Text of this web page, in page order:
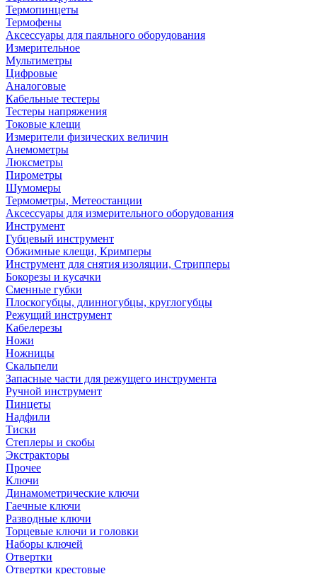
Термопинцеты
Термофены
Аксессуары для паяльного оборудования
Измерительное
Мультиметры
Цифровые
Аналоговые
Кабельные тестеры
Тестеры напряжения
Токовые клещи
Измерители физических величин
Анемометры
Люксметры
Пирометры
Шумомеры
Термометры, Метеостанции
Аксессуары для измерительного оборудования
Инструмент
Губцевый инструмент
Обжимные клещи, Кримперы
Инструмент для снятия изоляции, Стрипперы
Бокорезы и кусачки
Сменные губки
Плоскогубцы, длинногубцы, круглогубцы
Режущий инструмент
Кабелерезы
Ножи
Ножницы
Скальпели
Запасные части для режущего инструмента
Ручной инструмент
Пинцеты
Надфили
Тиски
Степлеры и скобы
Экстракторы
Прочее
Ключи
Динамометрические ключи
Гаечные ключи
Разводные ключи
Торцевые ключи и головки
Наборы ключей
Отвертки
Отвертки крестовые